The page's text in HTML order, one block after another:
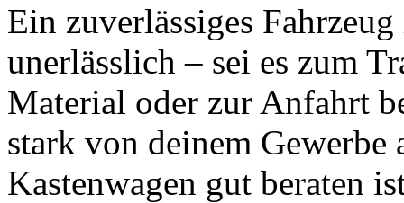
Ein zuverlässiges
unerlässlich – sei es zum
Material oder zur Anfahrt
stark von deinem
Kastenwagen gut beraten